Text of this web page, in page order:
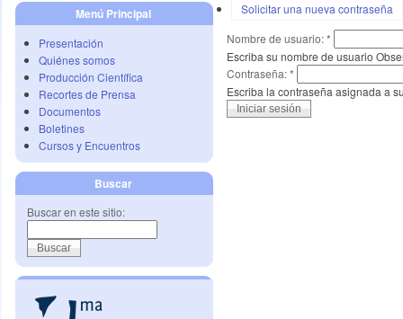
Menú Principal
Presentación
Quiénes somos
Producción Científica
Recortes de Prensa
Documentos
Boletines
Cursos y Encuentros
Buscar
Buscar en este sitio:
Solicitar una nueva contraseña
Nombre de usuario:*
Escriba su nombre de usuario
Contraseña:*
Escriba la contraseña asignada a